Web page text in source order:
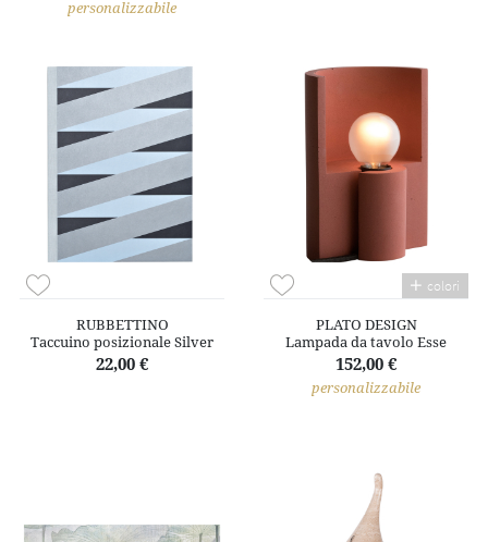
personalizzabile
RUBBETTINO
Taccuino posizionale Silver
22,00 €
colori
PLATO DESIGN
Lampada da tavolo Esse
152,00 €
personalizzabile